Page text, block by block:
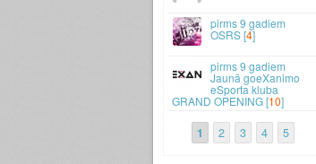
9 gadiem
OSRS [4]
9 gadiem
Jaunā goeXanimo
eSporta kluba
GRAND OPENING [10]
1 2 3 4 5